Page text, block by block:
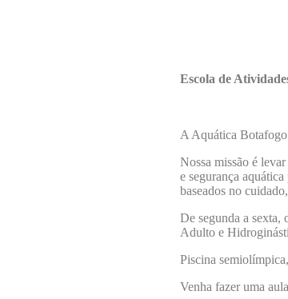
Escola de
A Aquática
Nossa missão é
e segurança
baseados no
De segunda a sexta,
Adulto e
Piscina
Venha fazer uma